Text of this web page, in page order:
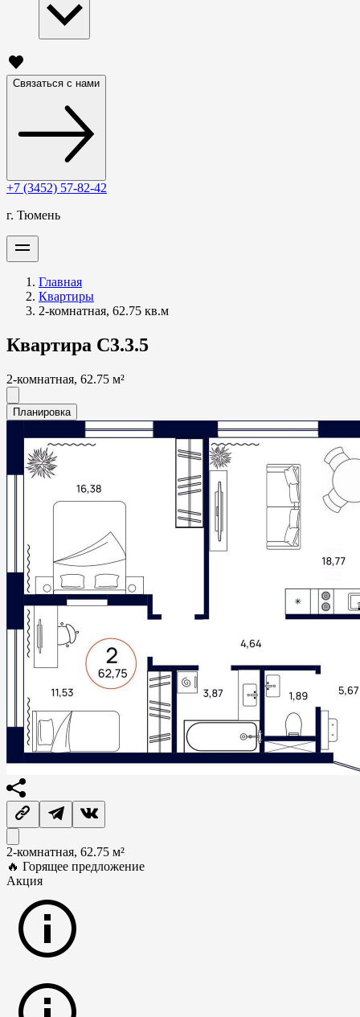
Связаться с нами
+7 (3452) 57-82-42
г. Тюмень
Главная
Квартиры
2-комнатная, 62.75 кв.м
Квартира С3.3.5
2-комнатная, 62.75 м²
Планировка
2-комнатная, 62.75 м²
🔥 Горящее предложение
Акция